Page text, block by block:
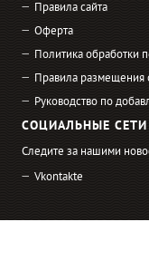
Правила сайта
Оферта
Политика обработки
Правила размещения
Руководство по
СОЦИАЛЬНЫЕ СЕТИ
Следите за нашими
Vkontakte